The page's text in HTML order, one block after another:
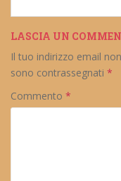
LASCIA UN
Il tuo indirizzo email
sono contrassegnati *
Commento *